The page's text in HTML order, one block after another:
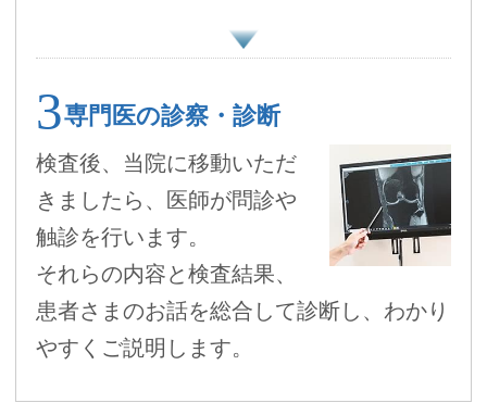
専門医の診察・診断
検査後、当院に移動いただ
きましたら、医師が問診や
触診を行います。
それらの内容と検査結果、
患者さまのお話を総合して診断し、わかり
やすくご説明します。